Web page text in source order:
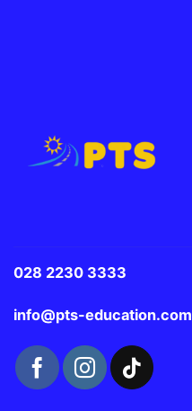
028 2230 3333
info@pts-education.com